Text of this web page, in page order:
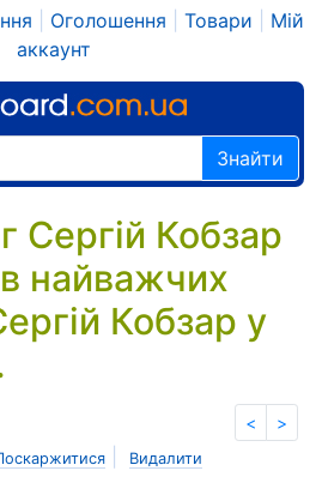
Оголошення Товари
Мій
аккаунт
Знайти
Сергій Кобзар
найважчих
Кобзар у
< >
Видалити